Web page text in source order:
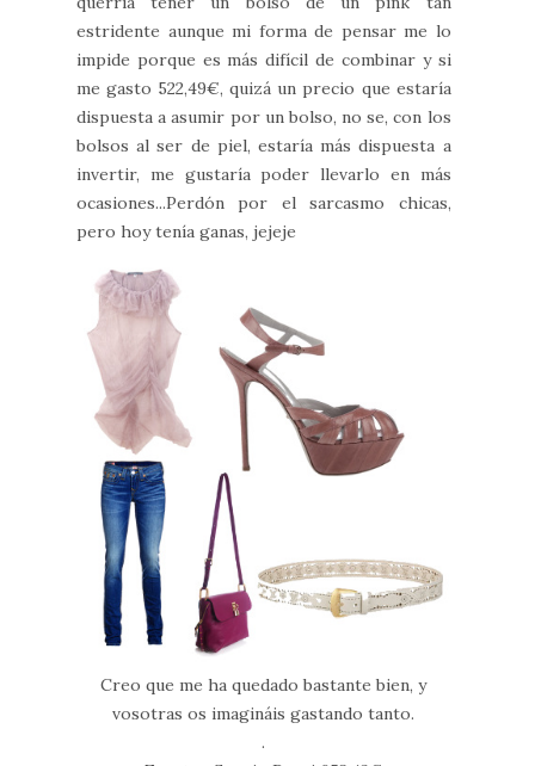
estridente aunque mi forma de pensar me lo
impide porque es más difícil de combinar y si
me gasto 522,49€, quizá un precio que estaría
dispuesta a asumir por un bolso, no se, con los
bolsos al ser de piel, estaría más dispuesta a
invertir, me gustaría poder llevarlo en más
ocasiones...Perdón por el sarcasmo chicas,
pero hoy tenía ganas, jejeje
Creo que me ha quedado bastante bien, y
vosotras os imagináis gastando tanto.
.